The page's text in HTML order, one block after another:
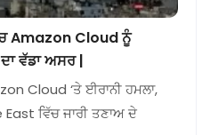
Amazon Cloud ਨੂੰ
ਵੱਡਾ ਅਸਰ |
Cloud ‘ਤੇ ਈਰਾਨੀ ਹਮਲਾ,
ਵਿੱਚ ਜਾਰੀ ਤਣਾਅ ਦੇ